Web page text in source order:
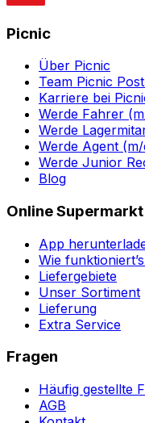
Picnic
Über Picnic
Team Picnic
Karriere bei
Werde Fahrer
Werde
Werde Agent
Werde Junior
Blog
Online Supermarkt
App
Wie
Liefergebiete
Unser Sortiment
Lieferung
Extra Service
Fragen
Häufig gestellte
AGB